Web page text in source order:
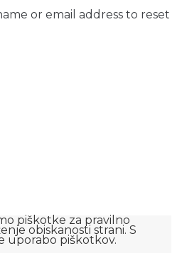
or email address to reset
piškotke za pravilno
obiskanosti strani. S
uporabo piškotkov.